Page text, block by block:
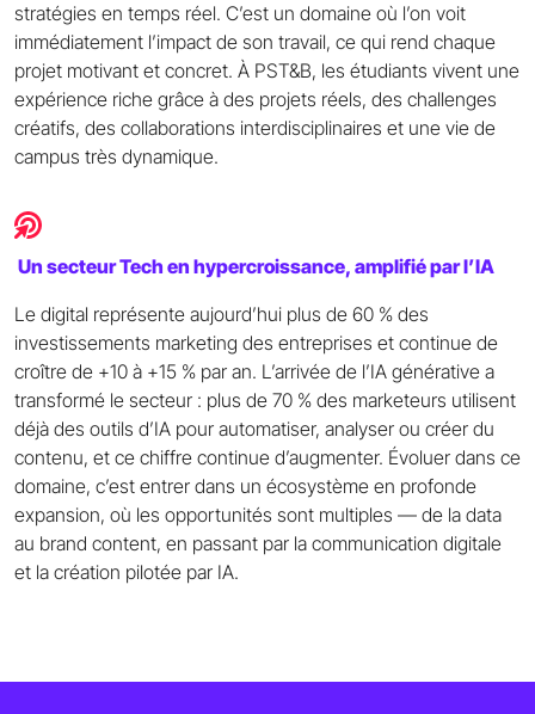
stratégies en temps réel. C’est un domaine où l’on voit
immédiatement l’impact de son travail, ce qui rend chaque
projet motivant et concret. À PST&B, les étudiants vivent une
expérience riche grâce à des projets réels, des challenges
créatifs, des collaborations interdisciplinaires et une vie de
campus très dynamique.
Un secteur Tech en hypercroissance, amplifié par l’IA
Le digital représente aujourd’hui plus de 60 % des
investissements marketing des entreprises et continue de
croître de +10 à +15 % par an. L’arrivée de l’IA générative a
transformé le secteur : plus de 70 % des marketeurs utilisent
déjà des outils d’IA pour automatiser, analyser ou créer du
contenu, et ce chiffre continue d’augmenter. Évoluer dans ce
domaine, c’est entrer dans un écosystème en profonde
expansion, où les opportunités sont multiples — de la data
au brand content, en passant par la communication digitale
et la création pilotée par IA.